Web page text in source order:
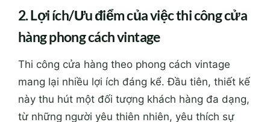
2. Lợi ích/Ưu điểm của việc thi công cửa
hàng phong cách vintage
Thi công cửa hàng theo phong cách vintage
mang lại nhiều lợi ích đáng kể. Đầu tiên, thiết kế
này thu hút một đối tượng khách hàng đa dạng,
từ những người yêu thiên nhiên, yêu thích sự